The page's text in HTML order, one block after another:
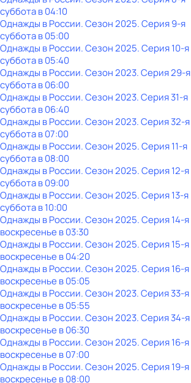
субботав04:10
Однажды в России. Сезон 2025. Серия 9-я
субботав05:00
Однажды в России. Сезон 2025. Серия 10-я
субботав05:40
Однажды в России. Сезон 2023. Серия 29-я
субботав06:00
Однажды в России. Сезон 2023. Серия 31-я
субботав06:40
Однажды в России. Сезон 2023. Серия 32-я
субботав07:00
Однажды в России. Сезон 2025. Серия 11-я
субботав08:00
Однажды в России. Сезон 2025. Серия 12-я
субботав09:00
Однажды в России. Сезон 2025. Серия 13-я
субботав10:00
Однажды в России. Сезон 2025. Серия 14-я
воскресенье в03:30
Однажды в России. Сезон 2025. Серия 15-я
воскресенье в04:20
Однажды в России. Сезон 2025. Серия 16-я
воскресенье в05:05
Однажды в России. Сезон 2023. Серия 33-я
воскресенье в05:55
Однажды в России. Сезон 2023. Серия 34-я
воскресенье в06:30
Однажды в России. Сезон 2025. Серия 16-я
воскресенье в07:00
Однажды в России. Сезон 2025. Серия 19-я
воскресенье в08:00